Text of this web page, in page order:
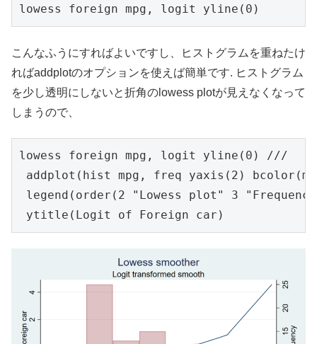
lowess foreign mpg, logit yline(0)
こんなふうにすればよいですし、ヒストグラムを重ねたけ
ればaddplotのオプションを使えば簡単です. ヒストグラム
を少し透明にしないと折角のlowess plotが見えなくなって
しまうので、
lowess foreign mpg, logit yline(0) ///
addplot(hist mpg, freq yaxis(2)
legend(order(2 "Lowess plot" 3
ytitle(Logit of Foreign car)